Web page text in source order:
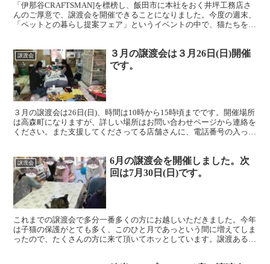
「伊那谷CRAFTSMAN]を標榜し、飯田市に本社をおく井坪工務店さ
んのご厚意で、譲渡会を開催できることになりました。今度の週末、
「ペットとの暮らし提案フェア」というイベントの中で、猫たちを見
譲渡会
３月の譲渡会は３月26日(日)開催
です。
３月の譲渡会は26日(日)、時間は10時から15時頃までです。開催場所
は高森町になりますが、詳しい場所はお問い合わせページから連絡を
ください。また支援してくださってる店舗さんに、電話番号の入った
譲渡会
6月の譲渡会を開催しました。次
回は7月30日(日)です。
これまでの譲渡会で多分一番多くの方にお越しいただきました。今年
は子猫の保護がとても多く、このひと月であっという間に増えてしま
ったので、たくさんの方に来て頂いてホッとしています。譲渡あるい